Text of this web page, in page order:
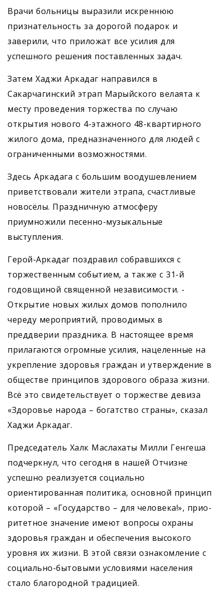
Врачи больницы выразили искреннюю
признательность за дорогой подарок и
заверили, что приложат все усилия для
успешного решения поставленных задач.
Затем Хаджи Аркадаг направился в
Сакарчагинский этрап Марыйского велаята к
месту проведения торжества по случаю
открытия нового 4-этажного 48-квартирного
жилого дома, предназначенного для людей с
ограниченными возможностями.
Здесь Аркадага с большим воодушевлением
приветствовали жители этрапа, счастливые
новосёлы. Праздничную атмосферу
приумножили песенно-музыкальные
выступления.
Герой-Аркадаг поздравил собравшихся с
торжественным событием, а также с 31-й
годовщиной священной независимости. ­
Открытие новых жилых домов пополнило
череду мероприятий, проводимых в
преддверии праздника. В настоящее время
прилагаются огромные усилия, нацеленные на
укрепление здоровья граждан и утверждение в
обществе принципов здорового образа жизни.
Всё это свидетельствует о торжестве девиза
«Здоровье народа – богатство страны», сказал
Хаджи Аркадаг.
Председатель Халк Маслахаты Милли Генгеша
подчеркнул, что сегодня в нашей Отчизне
успешно реализуется социально
ориентированная политика, основной принцип
которой – «Государство – для человека!», прио­
ритетное значение имеют вопросы охраны
здоровья граждан и обеспечения высокого
уровня их жизни. В этой связи ознакомление с
социально-бытовыми условиями населения
стало благородной традицией.